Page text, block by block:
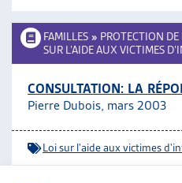
FAMILLES » PROTECTION DE
SUR L’AIDE AUX VICTIMES
CONSULTATION: LA
Pierre Dubois, mars 2003
Loi sur l'aide aux victimes